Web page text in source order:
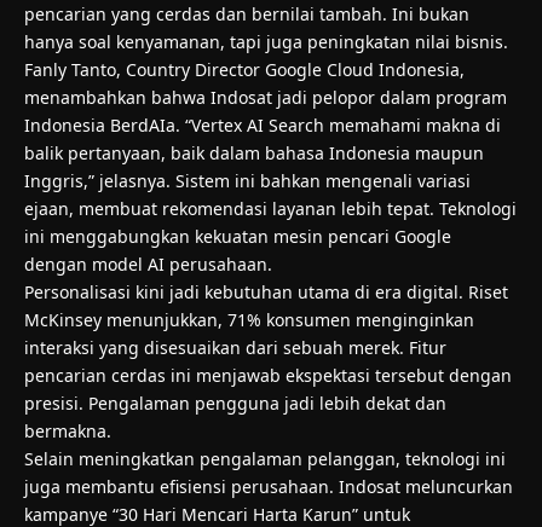
pencarian yang cerdas dan bernilai tambah. Ini bukan
hanya soal kenyamanan, tapi juga peningkatan nilai bisnis.
Fanly Tanto, Country Director Google Cloud Indonesia,
menambahkan bahwa Indosat jadi pelopor dalam program
Indonesia BerdAIa. “Vertex AI Search memahami makna di
balik pertanyaan, baik dalam bahasa Indonesia maupun
Inggris,” jelasnya. Sistem ini bahkan mengenali variasi
ejaan, membuat rekomendasi layanan lebih tepat. Teknologi
ini menggabungkan kekuatan mesin pencari Google
dengan model AI perusahaan.
Personalisasi kini jadi kebutuhan utama di era digital. Riset
McKinsey menunjukkan, 71% konsumen menginginkan
interaksi yang disesuaikan dari sebuah merek. Fitur
pencarian cerdas ini menjawab ekspektasi tersebut dengan
presisi. Pengalaman pengguna jadi lebih dekat dan
bermakna.
Selain meningkatkan pengalaman pelanggan, teknologi ini
juga membantu efisiensi perusahaan. Indosat meluncurkan
kampanye “30 Hari Mencari Harta Karun” untuk